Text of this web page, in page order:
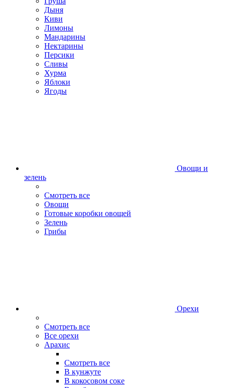
Дыня
Киви
Лимоны
Мандарины
Нектарины
Персики
Сливы
Хурма
Яблоки
Ягоды
Овощи и
зелень
Смотреть все
Овощи
Готовые коробки овощей
Зелень
Грибы
Орехи
Смотреть все
Все орехи
Арахис
Смотреть все
В кунжуте
В кокосовом соке